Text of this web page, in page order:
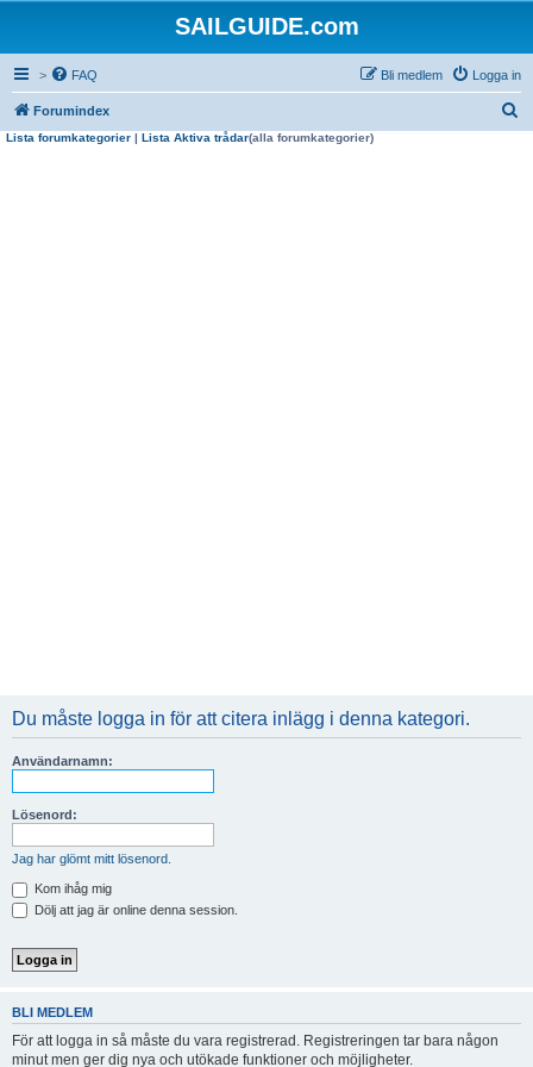
SAILGUIDE.com
> FAQ Logga in
Bli medlem
Forumindex
Lista forumkategorier | Lista Aktiva trådar(alla forumkategorier)
Du måste logga in för att citera inlägg i denna kategori.
Användarnamn:
Lösenord:
Jag har glömt mitt lösenord.
Kom ihåg mig
Dölj att jag är online denna session.
BLI MEDLEM
För att logga in så måste du vara registrerad. Registreringen tar bara någon
minut men ger dig nya och utökade funktioner och möjligheter.